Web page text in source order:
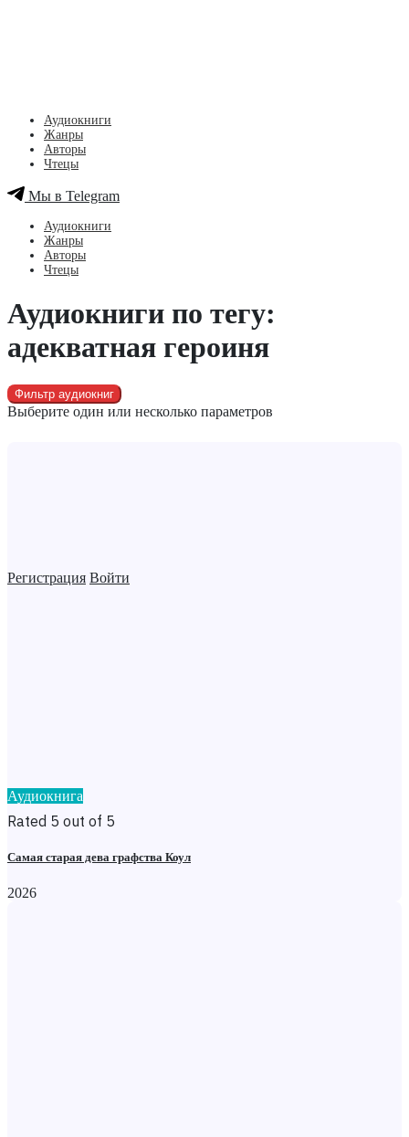
Регистрация Войти
Аудиокниги
Жанры
Авторы
Чтецы
Мы в Telegram
Аудиокниги
Жанры
Авторы
Чтецы
Аудиокниги по тегу:
адекватная героиня
Фильтр аудиокниг
Выберите один или несколько параметров
Аудиокнига
Rated 5 out of 5
Самая старая дева графства Коул
2026